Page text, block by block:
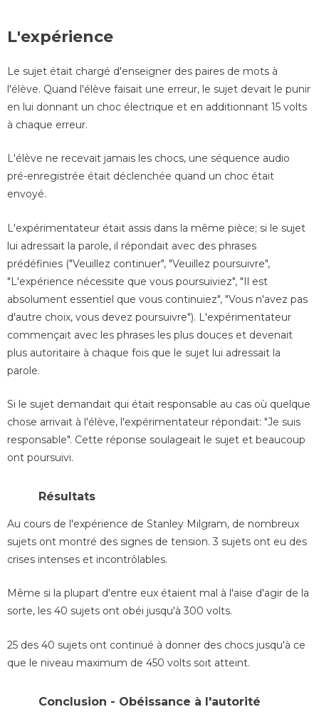
L'expérience
Le sujet était chargé d'enseigner des paires de mots à
l'élève. Quand l'élève faisait une erreur, le sujet devait le punir
en lui donnant un choc électrique et en additionnant 15 volts
à chaque erreur.
L'élève ne recevait jamais les chocs, une séquence audio
pré-enregistrée était déclenchée quand un choc était
envoyé.
L'expérimentateur était assis dans la même pièce; si le sujet
lui adressait la parole, il répondait avec des phrases
prédéfinies ("Veuillez continuer", "Veuillez poursuivre",
"L'expérience nécessite que vous poursuiviez", "Il est
absolument essentiel que vous continuiez", "Vous n'avez pas
d'autre choix, vous devez poursuivre"). L'expérimentateur
commençait avec les phrases les plus douces et devenait
plus autoritaire à chaque fois que le sujet lui adressait la
parole.
Si le sujet demandait qui était responsable au cas où quelque
chose arrivait à l'élève, l'expérimentateur répondait: "Je suis
responsable". Cette réponse soulageait le sujet et beaucoup
ont poursuivi.
Résultats
Au cours de l'expérience de Stanley Milgram, de nombreux
sujets ont montré des signes de tension. 3 sujets ont eu des
crises intenses et incontrôlables.
Même si la plupart d'entre eux étaient mal à l'aise d'agir de la
sorte, les 40 sujets ont obéi jusqu'à 300 volts.
25 des 40 sujets ont continué à donner des chocs jusqu'à ce
que le niveau maximum de 450 volts soit atteint.
Conclusion - Obéissance à l'autorité